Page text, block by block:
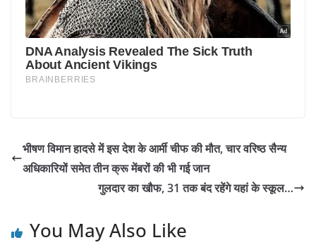
भीषण विमान हादसे में इस देश के आर्मी चीफ की मौत, चार वरिष्ठ सैन्य
अधिकारियों समेत तीन क्रू मेंबरों की भी गई जान
गुलदार का खौफ, 31 तक बंद रहेंगे यहां के स्कूल…
You May Also Like